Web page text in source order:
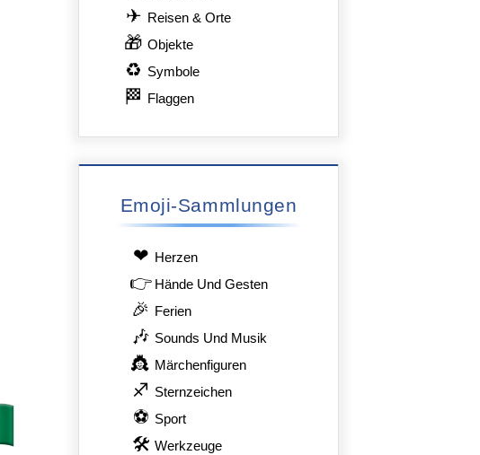
✈ Reisen & Orte
🎁 Objekte
♻ Symbole
🏁 Flaggen
Emoji-Sammlungen
❤ Herzen
👉 Hände Und Gesten
🎉 Ferien
🎶 Sounds Und Musik
👸 Märchenfiguren
♐ Sternzeichen
⚽ Sport
🛠 Werkzeuge